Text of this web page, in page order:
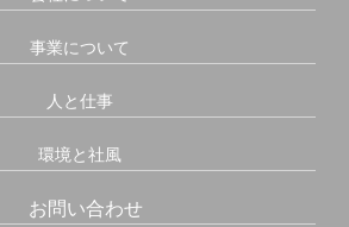
事業について
人と仕事
環境と社風
お問い合わせ